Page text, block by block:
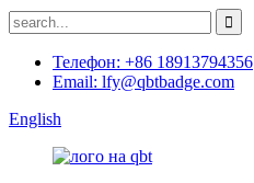
Телефон: +86 18913794356
Email: lfy@qbtbadge.com
English